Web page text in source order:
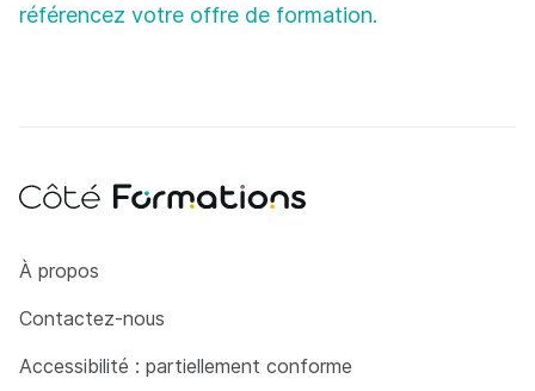
référencez votre offre de formation.
Côté Formations
À propos
Contactez-nous
Accessibilité : partiellement conforme